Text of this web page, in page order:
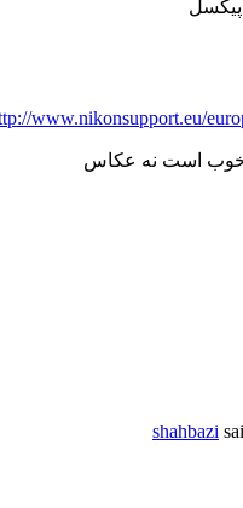
www.nikonsupport.eu/
خوب است نه عکاس
shahbazi